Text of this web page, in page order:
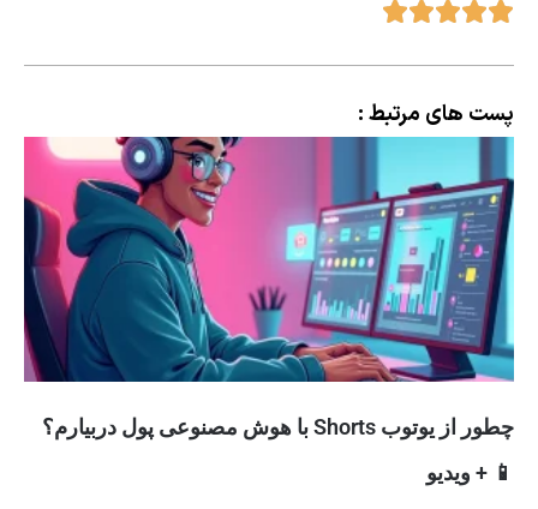
پست های مرتبط :
چطور از یوتوب Shorts با هوش مصنوعی پول دربیارم؟
📱 + ویدیو